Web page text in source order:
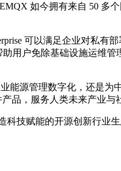
如今拥有来自 50 多
可以满足企业对私有
助用户免除基础设施运维管
能源管理数字化，还是为
品，服务人类未来产业与
技赋能的开源创新行业生